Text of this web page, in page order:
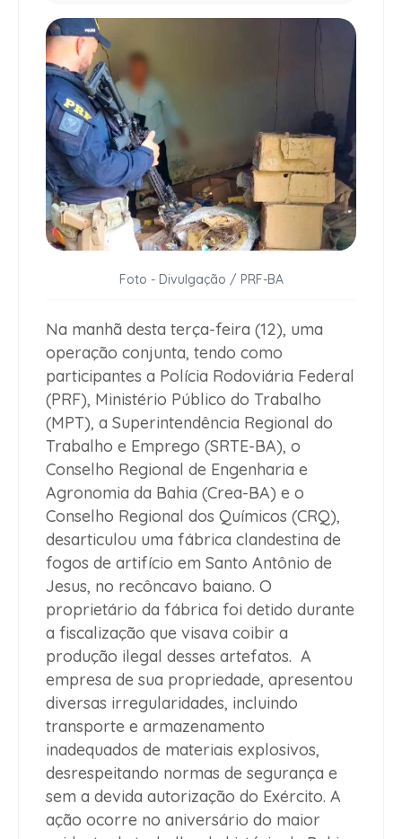
Foto - Divulgação / PRF-BA
Na manhã desta terça-feira (12), uma
operação conjunta, tendo como
participantes a Polícia Rodoviária Federal
(PRF), Ministério Público do Trabalho
(MPT), a Superintendência Regional do
Trabalho e Emprego (SRTE-BA), o
Conselho Regional de Engenharia e
Agronomia da Bahia (Crea-BA) e o
Conselho Regional dos Químicos (CRQ),
desarticulou uma fábrica clandestina de
fogos de artifício em Santo Antônio de
Jesus, no recôncavo baiano. O
proprietário da fábrica foi detido durante
a fiscalização que visava coibir a
produção ilegal desses artefatos. A
empresa de sua propriedade, apresentou
diversas irregularidades, incluindo
transporte e armazenamento
inadequados de materiais explosivos,
desrespeitando normas de segurança e
sem a devida autorização do Exército. A
ação ocorre no aniversário do maior